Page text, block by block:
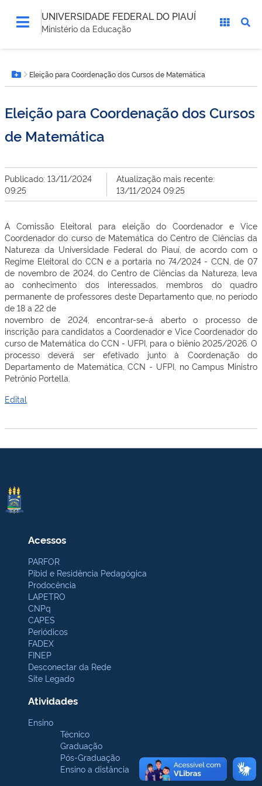
UNIVERSIDADE FEDERAL DO PIAUÍ
Ministério da Educação
está
aqui:Botão Menu
Eleição para Coordenação dos Cursos de Matemática
Eleição para Coordenação dos Cursos
de Matemática
Publicado: 13/11/2024
09:25
Atualização mais recente:
13/11/2024 09:25
A Comissão Eleitoral para eleição do Coordenador e Vice
Coordenador do curso de Matemática do Centro de Ciências da
Natureza da Universidade Federal do Piauí, de acordo com o
Regime Eleitoral do CCN e a portaria no 74/2024 - CCN, de 07
de novembro de 2024, do Centro de Ciências da Natureza, leva
ao conhecimento dos interessados, membros do quadro
permanente de professores deste Departamento que, no período
de 18 a 22 de
novembro de 2024, encontrar-se-á aberto o processo de
inscrição para candidatos a Coordenador e Vice Coordenador do
curso de Matemática do CCN - UFPI, para o biênio 2025/2026. O
processo deverá ser efetivado junto à Coordenação do
Departamento de Matemática, CCN - UFPI, no Campus Ministro
Petrônio Portella.
Edital
Acessos
PARFOR
Pibid e Residência Pedagógica
Prodocência
LAPETRO
CNPq
CAPES
Periódicos
FADEX
FINEP
Desconectar da Rede
Site Legado
Atividades
Ensino
Técnico
Graduação
Pós-Graduação
Ensino a distância